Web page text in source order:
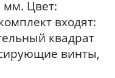
мм. Цвет:
входят:
квадрат
винты,